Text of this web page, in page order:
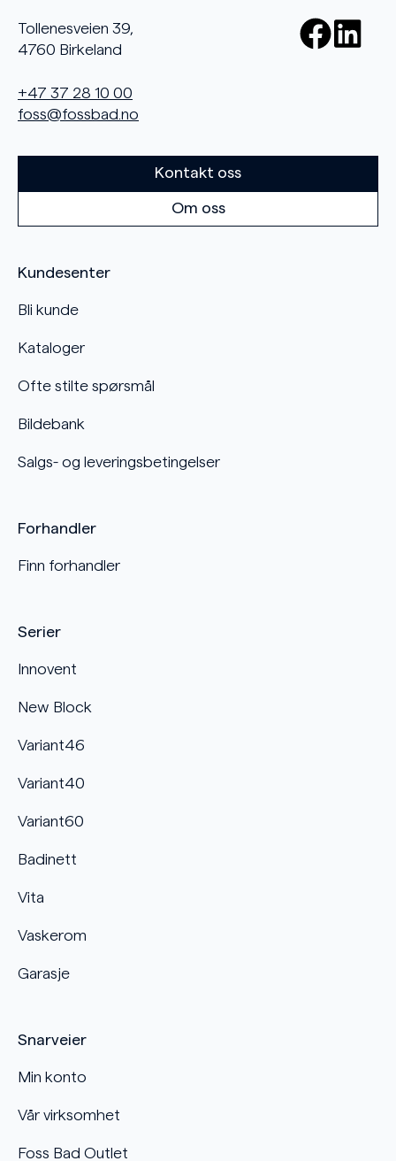
Tollenesveien 39,
4760 Birkeland
+47 37 28 10 00
foss@fossbad.no
Serier
Innovent
New Block
Variant46
Variant40
Variant60
Badinett
Vita
Vaskerom
Garasje
Kundesenter
Bli kunde
Kataloger
Ofte stilte spørsmål
Bildebank
Salgs- og leveringsbetingelser
Forhandler
Finn forhandler
Snarveier
Min konto
Vår virksomhet
Foss Bad Outlet
Kontakt oss
Om oss